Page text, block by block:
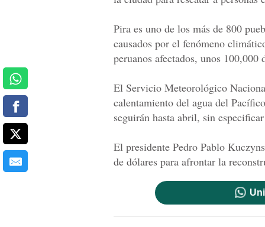
Pira es uno de los más de 800
causados por el fenómeno
peruanos afectados, unos
El Servicio Meteorológico
calentamiento del agua del
seguirán hasta abril, sin
El presidente Pedro Pablo
de dólares para afrontar la